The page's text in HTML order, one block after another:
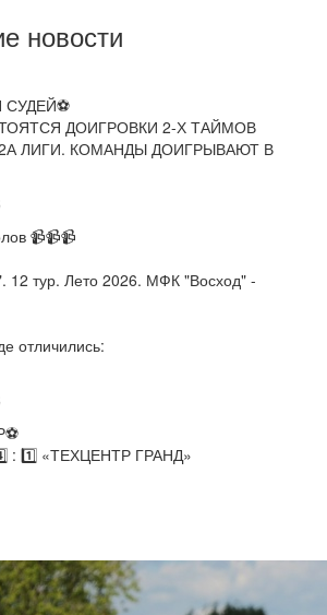
новости
СУДЕЙ⚽
ДОИГРОВКИ 2-Х ТАЙМОВ
ЛИГИ. КОМАНДЫ ДОИГРЫВАЮТ В
📹📹📹
12 тур. Лето 2026. МФК "Восход" -
отличились:
: 1️⃣ «ТЕХЦЕНТР ГРАНД»